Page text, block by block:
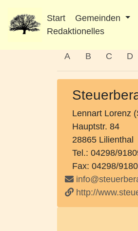
Start Gemeinden
Redaktionelles
A B C D
Lennart Lorenz
Hauptstr. 84
28865 Lilienthal
Tel.: 04298/
Fax: 04298/
http://